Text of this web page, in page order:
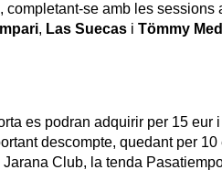
completant-se amb les
, Las Suecas i Tömmy
es podran adquirir per 15 eur
descompte, quedant per
Club, la tenda